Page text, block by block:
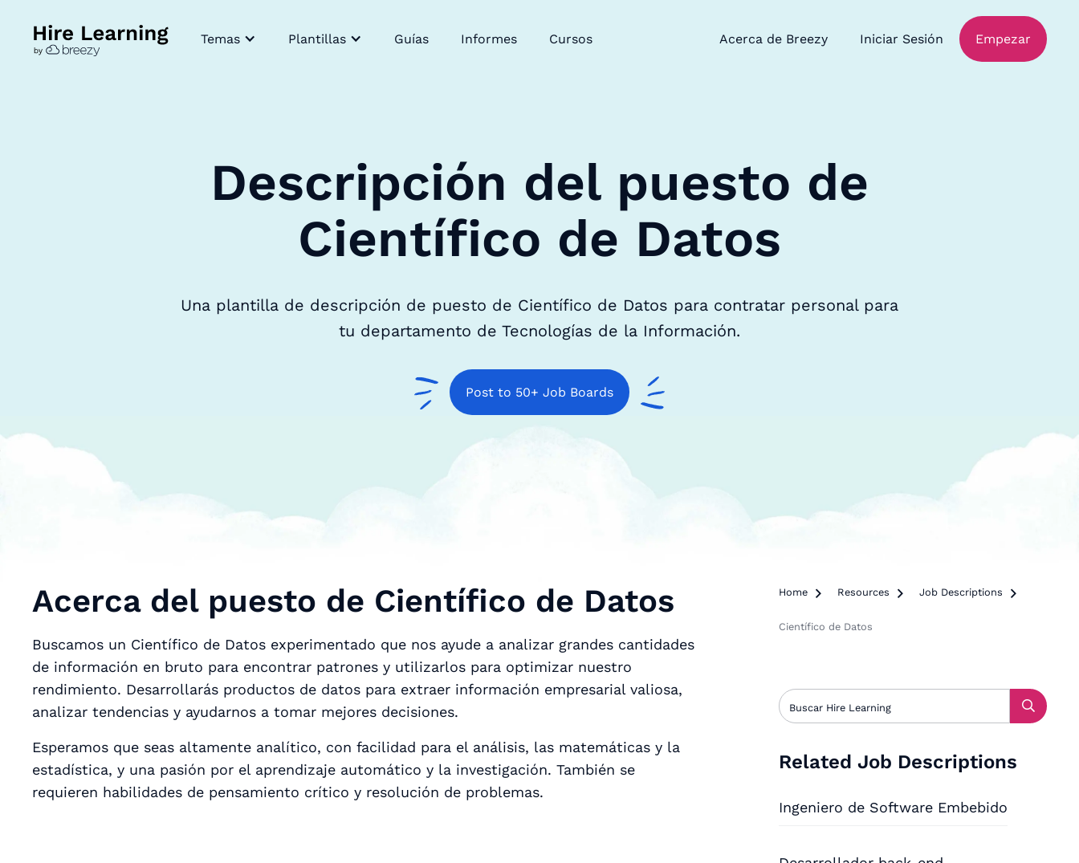
Temas Plantillas Guías Informes Cursos Acerca de Breezy Iniciar Sesión Empezar
Descripción del puesto de
Científico de Datos
Una plantilla de descripción de puesto de Científico de Datos para contratar personal para
tu departamento de Tecnologías de la Información.
Post to 50+ Job Boards
Acerca del puesto de Científico de Datos
Buscamos un Científico de Datos experimentado que nos ayude a analizar grandes cantidades
de información en bruto para encontrar patrones y utilizarlos para optimizar nuestro
rendimiento. Desarrollarás productos de datos para extraer información empresarial valiosa,
analizar tendencias y ayudarnos a tomar mejores decisiones.
Esperamos que seas altamente analítico, con facilidad para el análisis, las matemáticas y la
estadística, y una pasión por el aprendizaje automático y la investigación. También se
requieren habilidades de pensamiento crítico y resolución de problemas.
Home  Resources  Job Descriptions 
Científico de Datos
Related Job Descriptions
Ingeniero de Software Embebido